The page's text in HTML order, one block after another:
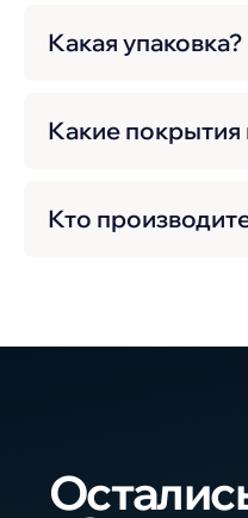
Какая упаковка?
Какие покрытия
Кто